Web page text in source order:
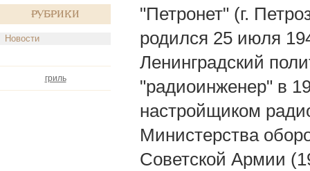
Рубрики
Новости
гриль
"Петронет" (г.
родился 25 июля
Ленинградский
"радиоинженер" в
настройщиком
Министерства
Советской Армии